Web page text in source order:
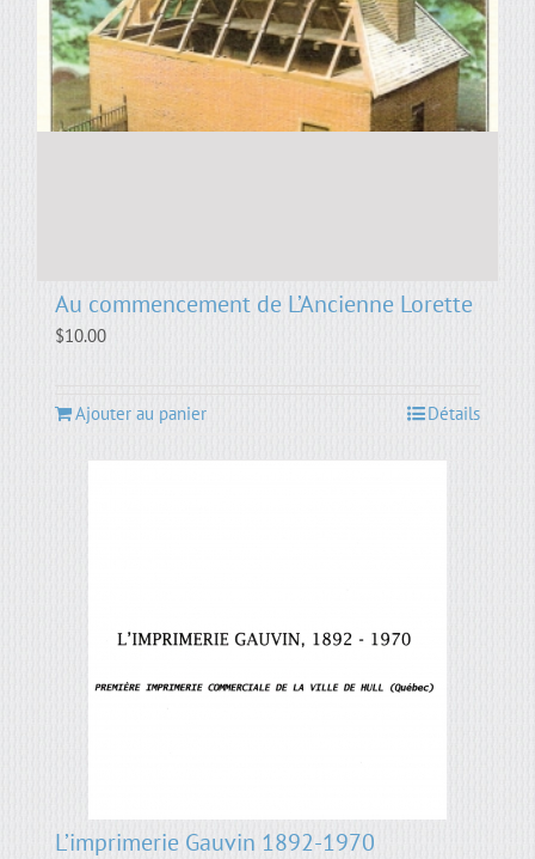
Au commencement de L’Ancienne Lorette
$10.00
Ajouter au panier Détails
L’imprimerie Gauvin 1892-1970